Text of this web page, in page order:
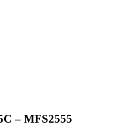
– MFS2555